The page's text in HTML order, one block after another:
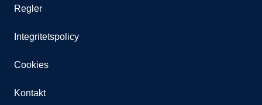
Regler
Integritetspolicy
Cookies
Kontakt